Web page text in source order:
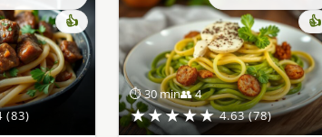
(83)
👍
⏱ 30 min👥 4
★★★★★ 4.63 (78)
👍